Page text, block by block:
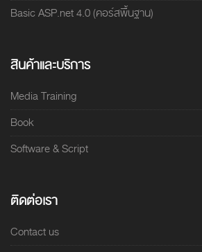
Basic ASP.net 4.0 (คอร์สพื้นฐาน)
สินค้าและบริการ
Media Training
Book
Software & Script
ติดต่อเรา
Contact us